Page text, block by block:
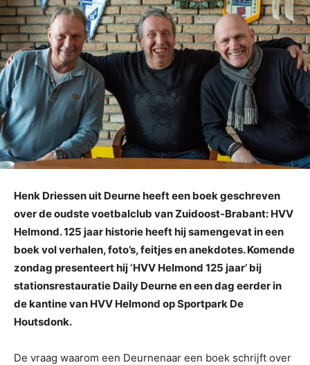
Henk Driessen uit Deurne heeft een boek geschreven
over de oudste voetbalclub van Zuidoost-Brabant: HVV
Helmond. 125 jaar historie heeft hij samengevat in een
boek vol verhalen, foto’s, feitjes en anekdotes. Komende
zondag presenteert hij ‘HVV Helmond 125 jaar’ bij
stationsrestauratie Daily Deurne en een dag eerder in
de kantine van HVV Helmond op Sportpark De
Houtsdonk.
De vraag waarom een Deurnenaar een boek schrijft over